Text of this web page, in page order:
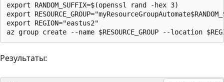
export RANDOM_SUFFIX=$(openssl rand -hex 3)
export
export REGION="eastus2"
Результаты: